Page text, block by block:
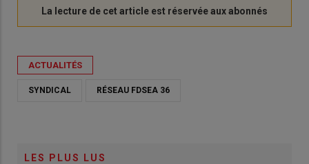
ACTUALITÉS
SYNDICAL RÉSEAU FDSEA 36
LES PLUS LUS